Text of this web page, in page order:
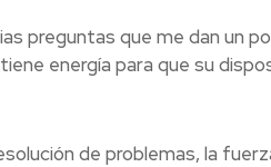
preguntas que me dan un
energía para que su
de problemas, la